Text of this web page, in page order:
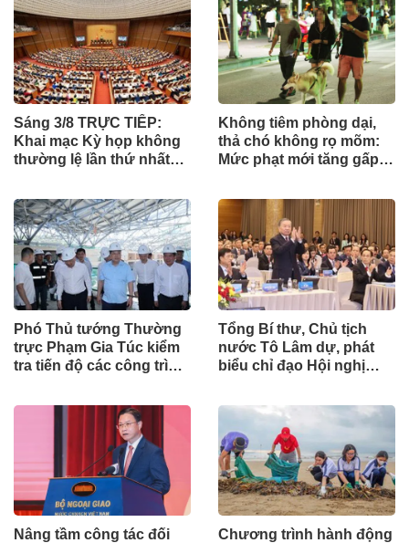
Sáng 3/8 TRỰC TIẾP:
Khai mạc Kỳ họp không
thường lệ lần thứ nhất
Không tiêm phòng dại,
thả chó không rọ mõm:
Mức phạt mới tăng gấp
Phó Thủ tướng Thường
trực Phạm Gia Túc kiểm
tra tiến độ các công trình
Tổng Bí thư, Chủ tịch
nước Tô Lâm dự, phát
biểu chỉ đạo Hội nghị
Nâng tầm công tác đối
Chương trình hành động